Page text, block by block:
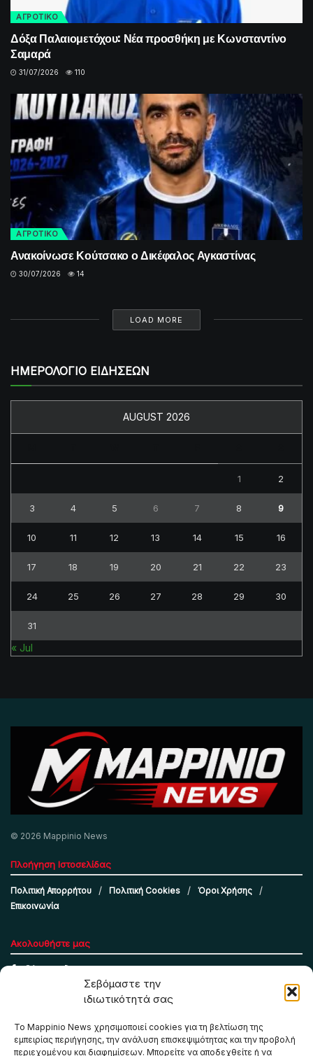
Σεβόμαστε την
ιδιωτικότητά σας
Το Mappinio News χρησιμοποιεί cookies για τη βελτίωση της
εμπειρίας περιήγησης, την ανάλυση επισκεψιμότητας και την προβολή
περιεχομένου και διαφημίσεων. Μπορείτε να αποδεχθείτε ή να
ΑΓΡΟΤΙΚΟ
Δόξα Παλαιομετόχου: Νέα προσθήκη με Κωνσταντίνο
Σαμαρά
31/07/2026 110
ΑΓΡΟΤΙΚΟ
Ανακοίνωσε Κούτσακο ο Δικέφαλος Αγκαστίνας
30/07/2026 14
LOAD MORE
ΗΜΕΡΟΛΟΓΙΟ ΕΙΔΗΣΕΩΝ
AUGUST 2026
1 2
3 4 5 6 7 8 9
10 11 12 13 14 15 16
17 18 19 20 21 22 23
24 25 26 27 28 29 30
31
« Jul
© 2026 Mappinio News
Πλοήγηση Ιστοσελίδας
Πολιτική Απορρήτου Πολιτική Cookies
Όροι Χρήσης
Επικοινωνία
Ακολουθήστε μας